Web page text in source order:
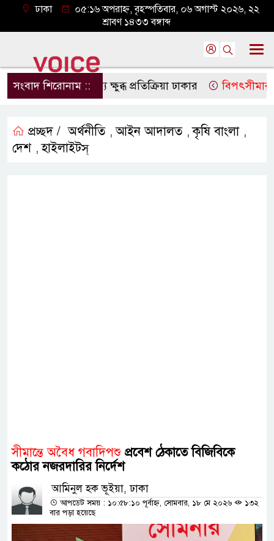
ঢাকা
০৫:১৬ অপরাহ্ন, বৃহস্পতিবার, ০৬ অগাস্ট ২০২৬, ২২
শ্রাবণ ১৪৩৩ বঙ্গাব্দ
সংবাদ শিরোনাম ::
বক্তব্যে ক্ষুব্ধ প্রতিক্রিয়া ঢাকার বিপৎসীমার ওপরে তিস্তা
প্রচ্ছদ / অর্থনীতি ,আইন আদালত ,কৃষি বাংলা ,
দেশ ,হাইলাইটস্
সীমান্তে অবৈধ গবাদিপশু প্রবেশ ঠেকাতে বিজিবিকে
কঠোর নজরদারির নির্দেশ
আমিনুল হক ভূইয়া, ঢাকা
আপডেট সময় : ১০:৫৮:১০ পূর্বাহ্ন, সোমবার, ১৮ মে ২০২৬
১৩২
বার পড়া হয়েছে